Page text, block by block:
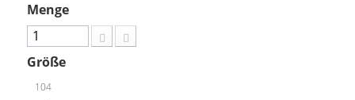
Menge
Größe
104